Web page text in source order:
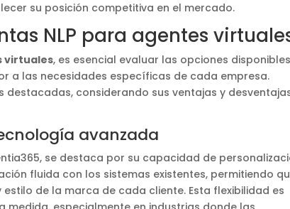
su posición competitiva en el mercado.
NLP para agentes
virtuales, es esencial evaluar las opciones
a las necesidades específicas de cada empresa.
destacadas, considerando sus ventajas y
avanzada
se destaca por su capacidad de
fluida con los sistemas existentes, permitiendo
de la marca de cada cliente. Esta flexibilidad es